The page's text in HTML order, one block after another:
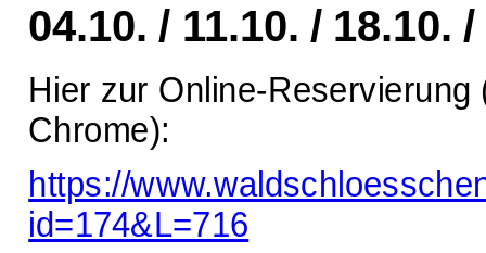
04.10. / 11.10. / 18.10.
Hier zur Online-
Chrome):
https://
id=174&L=716